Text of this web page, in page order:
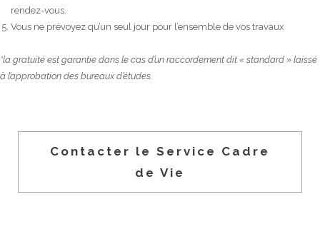
rendez-vous.
Vous ne prévoyez qu’un seul jour pour l’ensemble de vos travaux
*la gratuité est garantie dans le cas d’un raccordement dit « standard » laissé
à l’approbation des bureaux d’études.
Contacter le Service Cadre
de Vie